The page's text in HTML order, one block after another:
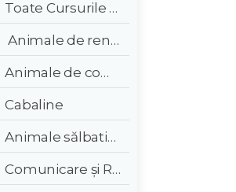
Toate Cursurile Veterinarul:
Animale de renta
Animale de companie
Cabaline
Animale sălbatice și exotice
Comunicare și Relații Publice